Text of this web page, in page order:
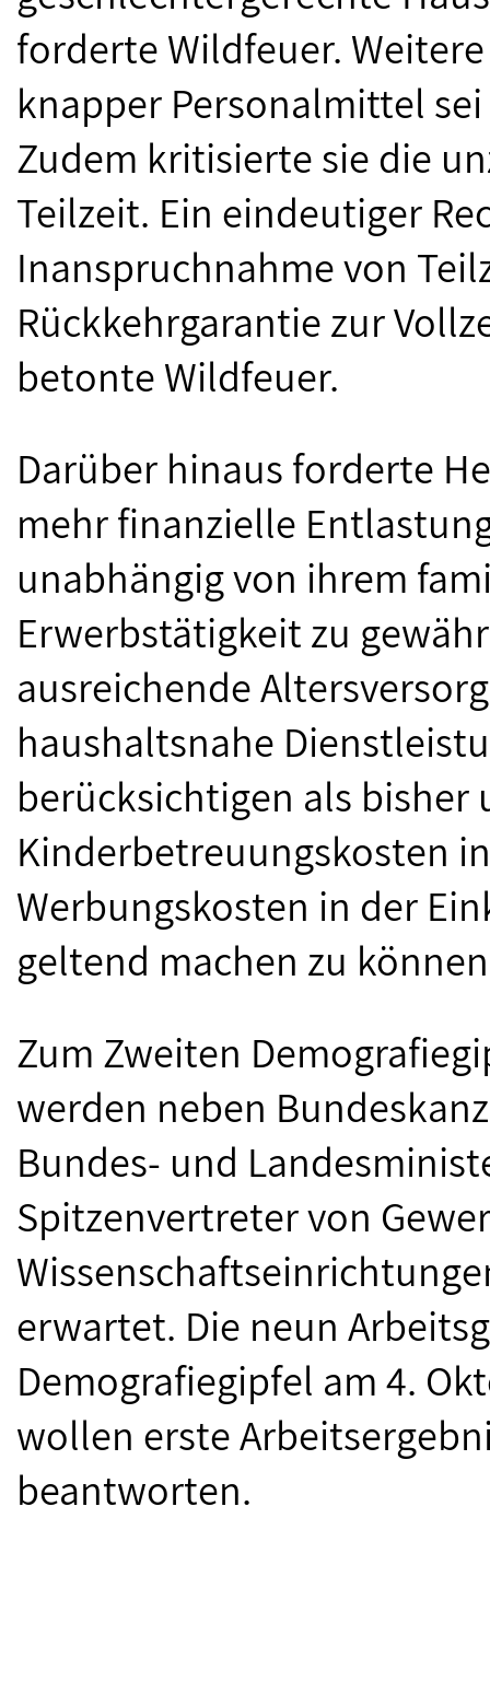
forderte Wildfeuer.
knapper Personalmittel
Zudem kritisierte sie die
Teilzeit. Ein eindeutiger
Inanspruchnahme von
Rückkehrgarantie zur
betonte Wildfeuer.
Darüber hinaus forderte
mehr finanzielle
unabhängig von ihrem
Erwerbstätigkeit zu
ausreichende
haushaltsnahe
berücksichtigen als
Kinderbetreuungskosten
Werbungskosten in der
geltend machen zu
Zum Zweiten
werden neben
Bundes- und
Spitzenvertreter von
erwartet. Die neun
Demografiegipfel am 4.
wollen erste
beantworten.